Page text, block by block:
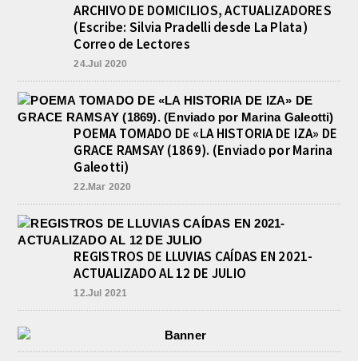
ARCHIVO DE DOMICILIOS, ACTUALIZADORES
(Escribe: Silvia Pradelli desde La Plata)
Correo de Lectores
24.Jul 2020
POEMA TOMADO DE «LA HISTORIA DE IZA» DE
GRACE RAMSAY (1869). (Enviado por Marina
Galeotti)
22.Mar 2020
REGISTROS DE LLUVIAS CAÍDAS EN 2021-
ACTUALIZADO AL 12 DE JULIO
12.Jul 2021